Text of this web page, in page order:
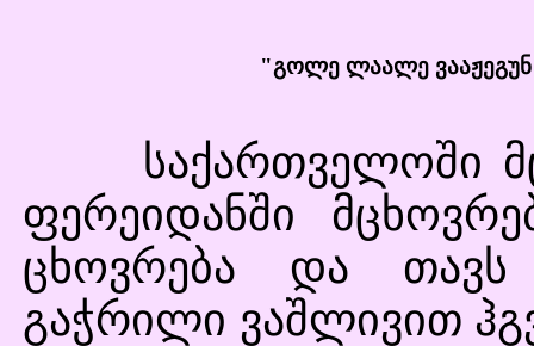
"გოლე ლაალე
საქართველოში
ფერეიდანში
ცხოვრება და თავს
გაჭრილი ვაშლივით